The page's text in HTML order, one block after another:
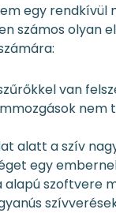
egy rendkívül
számos olyan
van
alatt a szív
egy
szoftvere